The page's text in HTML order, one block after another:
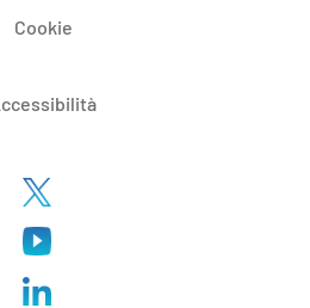
Cookie